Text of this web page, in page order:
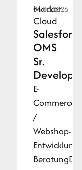
Market
Cloud
OMS
Sr.
04.08.2026
E-
Commerce
/
Webshop-
Entwicklung
Beratung